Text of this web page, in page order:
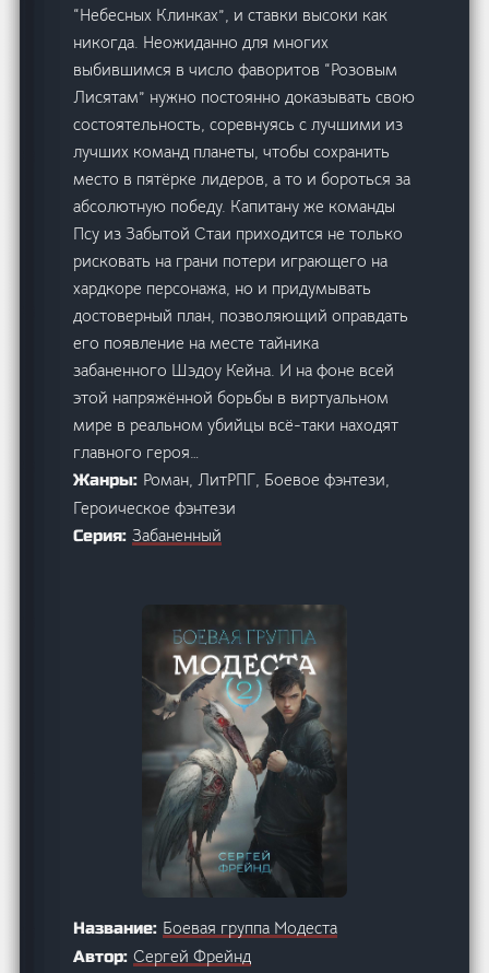
“Небесных Клинках”, и ставки высоки как
никогда. Неожиданно для многих
выбившимся в число фаворитов “Розовым
Лисятам” нужно постоянно доказывать свою
состоятельность, соревнуясь с лучшими из
лучших команд планеты, чтобы сохранить
место в пятёрке лидеров, а то и бороться за
абсолютную победу. Капитану же команды
Псу из Забытой Стаи приходится не только
рисковать на грани потери играющего на
хардкоре персонажа, но и придумывать
достоверный план, позволяющий оправдать
его появление на месте тайника
забаненного Шэдоу Кейна. И на фоне всей
этой напряжённой борьбы в виртуальном
мире в реальном убийцы всё-таки находят
главного героя…
Жанры: Роман, ЛитРПГ, Боевое фэнтези,
Героическое фэнтези
Серия:Забаненный
Название: Боевая группа Модеста
Автор:Сергей Фрейнд